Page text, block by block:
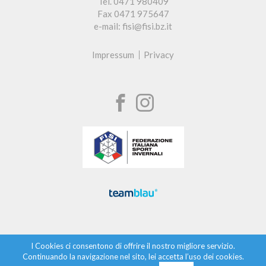
Fax 0471 975647
e-mail: fisi@fisi.bz.it
Impressum Privacy
I Cookies ci consentono di offrire il nostro migliore servizio.
Continuando la navigazione nel sito, lei accetta l’uso dei cookies.